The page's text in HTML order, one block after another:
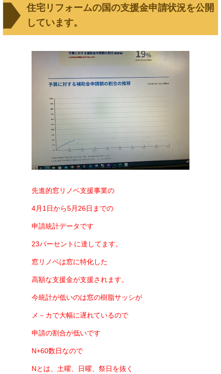
住宅リフォームの国の支援金申請状況を公開
しています。
先進的窓リノベ支援事業の
4月1日から5月26日までの
申請統計データです
23パーセントに達してます。
窓リノベは窓に特化した
高額な支援金が支援されます。
今統計が低いのは窓の樹脂サッシが
メ－カで大幅に遅れているので
申請の割合が低いです
N+60数日なので
Nとは、土曜、日曜、祭日を抜く